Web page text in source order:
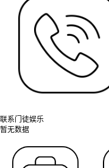
联系门徒娱乐
暂无数据